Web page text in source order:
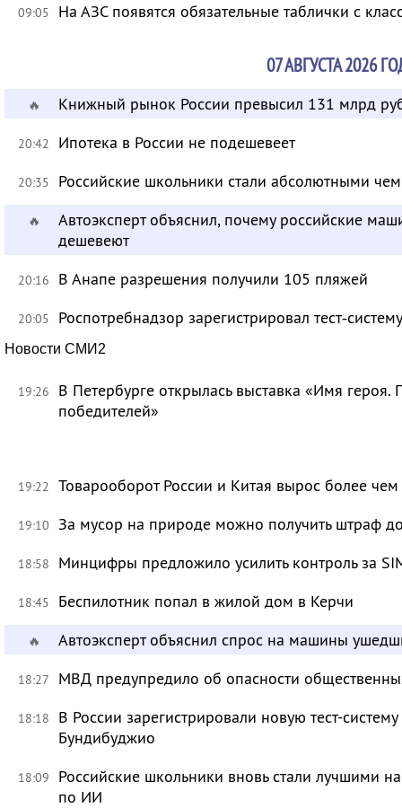
09:05 На АЗС появятся обязательные таблички с
07 АВГУСТА 2026
🔥 Книжный рынок России превысил 131 млрд
20:42 Ипотека в России не подешевеет
20:35 Российские школьники стали абсолютными
🔥
Автоэксперт объяснил, почему российские
дешевеют
20:16 В Анапе разрешения получили 105 пляжей
20:05 Роспотребнадзор зарегистрировал
Новости СМИ2
19:26
В Петербурге открылась выставка «Имя героя.
победителей»
19:22 Товарооборот России и Китая вырос более чем
19:10 За мусор на природе можно получить штраф
18:58 Минцифры предложило усилить контроль за
18:45 Беспилотник попал в жилой дом в Керчи
🔥 Автоэксперт объяснил спрос на машины
18:27 МВД предупредило об опасности
18:18
В России зарегистрировали новую тест-
Бундибуджио
18:09
Российские школьники вновь стали лучшими
по ИИ